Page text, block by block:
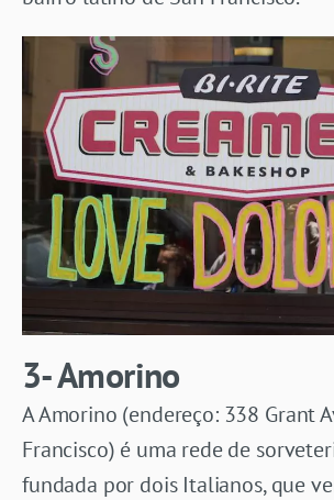
3- Amorino
A Amorino (endereço: 338 Grant
Francisco) é uma rede de
fundada por dois Italianos, que